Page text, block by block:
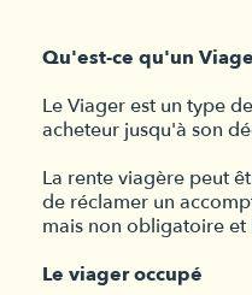
Qu'est-ce qu'un
Le Viager est un type
acheteur jusqu'à son
La rente viagère peut
de réclamer un
mais non obligatoire
Le viager occupé